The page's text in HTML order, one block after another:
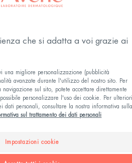
che si adatta a voi grazie ai
migliore personalizzazione (pubblicità
avanzate durante l'utilizzo del nostro sito. Per
sul sito, potete accettare direttamente
personalizzare l'uso dei cookie. Per
dati personali, consultare la nostra informativa
sul trattamento dei dati personali
Impostazioni cookie